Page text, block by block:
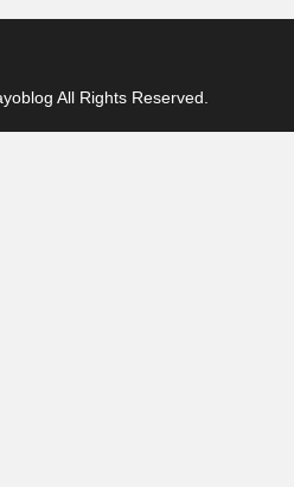
All Rights Reserved.